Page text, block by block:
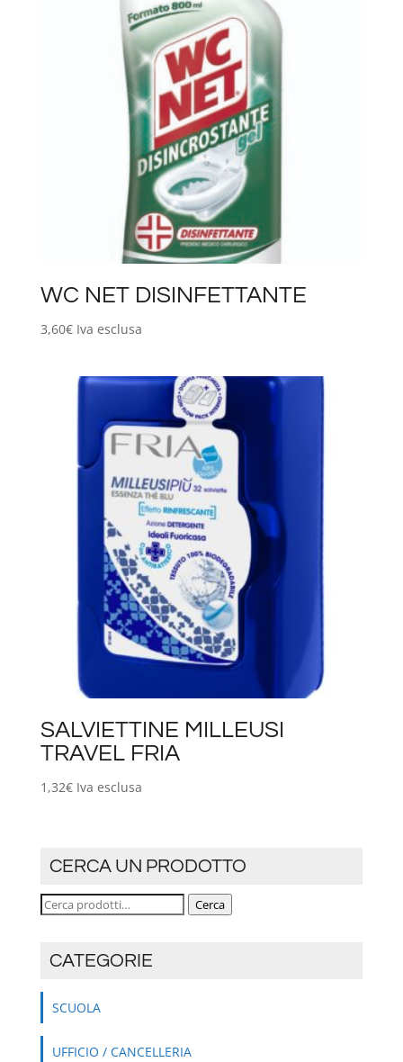
WC NET DISINFETTANTE
3,60€ Iva esclusa
SALVIETTINE MILLEUSI
TRAVEL FRIA
1,32€ Iva esclusa
CERCA UN PRODOTTO
Cerca: Cerca
CATEGORIE
SCUOLA
UFFICIO / CANCELLERIA